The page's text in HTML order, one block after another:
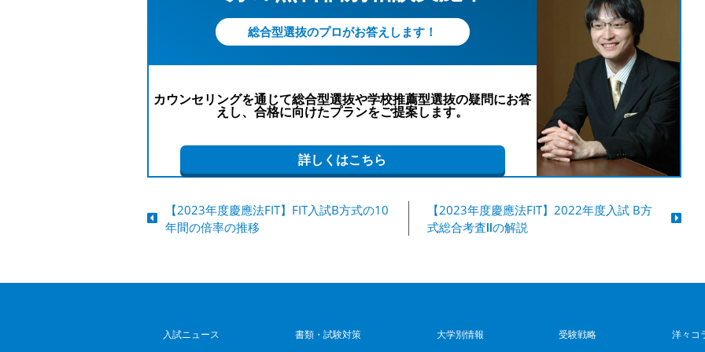
総合型選抜のプロがお答えします！
カウンセリングを通じて総合型選抜や学校推薦型選抜の疑問にお答
えし、合格に向けたプランをご提案します。
詳しくはこちら
【2023年度慶應法FIT】FIT入試B方式の10
年間の倍率の推移
【2023年度慶應法FIT】2022年度入試 B方
式総合考査Ⅱの解説
入試ニュース 書類・試験対策 大学別情報 受験戦略 洋々コ